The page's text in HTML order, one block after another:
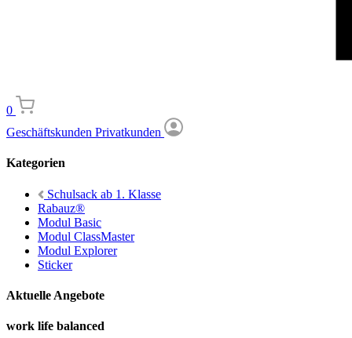
0
Geschäftskunden Privatkunden
Kategorien
Schulsack ab 1. Klasse
Rabauz®
Modul Basic
Modul ClassMaster
Modul Explorer
Sticker
Aktuelle Angebote
work life balanced